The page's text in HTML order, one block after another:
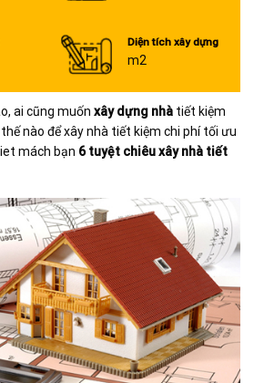
Diện tích xây dựng
m2
ai cũng muốn xây dựng nhà tiết kiệm
nào để xây nhà tiết kiệm chi phí tối ưu
mách bạn 6 tuyệt chiêu xây nhà tiết